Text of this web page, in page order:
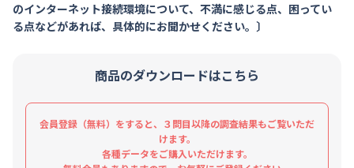
のインターネット接続環境について、不満に感じる点、困ってい
る点などがあれば、具体的にお聞かせください。〕
商品のダウンロードはこちら
会員登録（無料）をすると、３問目以降の調査結果もご覧いただ
けます。
各種データをご購入いただけます。